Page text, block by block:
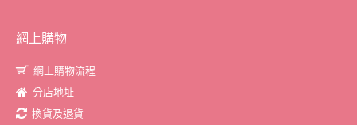
網上購物
網上購物流程
分店地址
換貨及退貨